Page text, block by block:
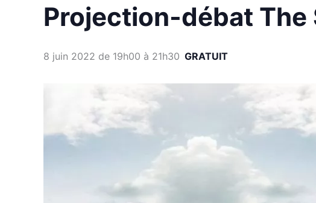
Projection-débat The
8 juin 2022 de 19h00 à 21h30 GRATUIT